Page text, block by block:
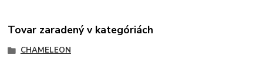
Tovar zaradený v kategóriách
CHAMELEON